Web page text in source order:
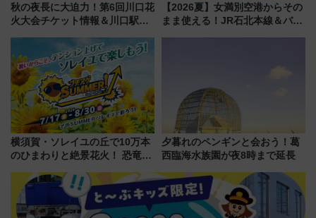
秋の夜長に大迫力！第6回川口花
火大会チケット情報＆川口駅か
【2026夏】女満別空港からその
まま使える！JR石北本線＆バス
横須賀・ソレイユの丘で10万本
のひまわりと絶景花火！ 恐竜や
帰りお出かけ最新情報（2026年
7月17日～開催）
夕暮れのペンギンと会おう！葛
西臨海水族園が夜8時まで延長